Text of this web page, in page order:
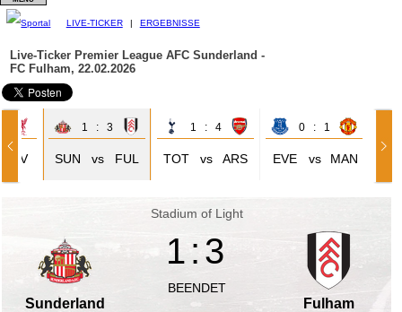
LIVE-TICKER | ERGEBNISSE
Live-Ticker Premier League AFC Sunderland -
FC Fulham, 22.02.2026
LIV
1 : 3
SUN vs FUL
1 : 4
TOT vs ARS
0 : 1
EVE vs MAN
Stadium of Light
Sunderland
1:3
BEENDET
Fulham